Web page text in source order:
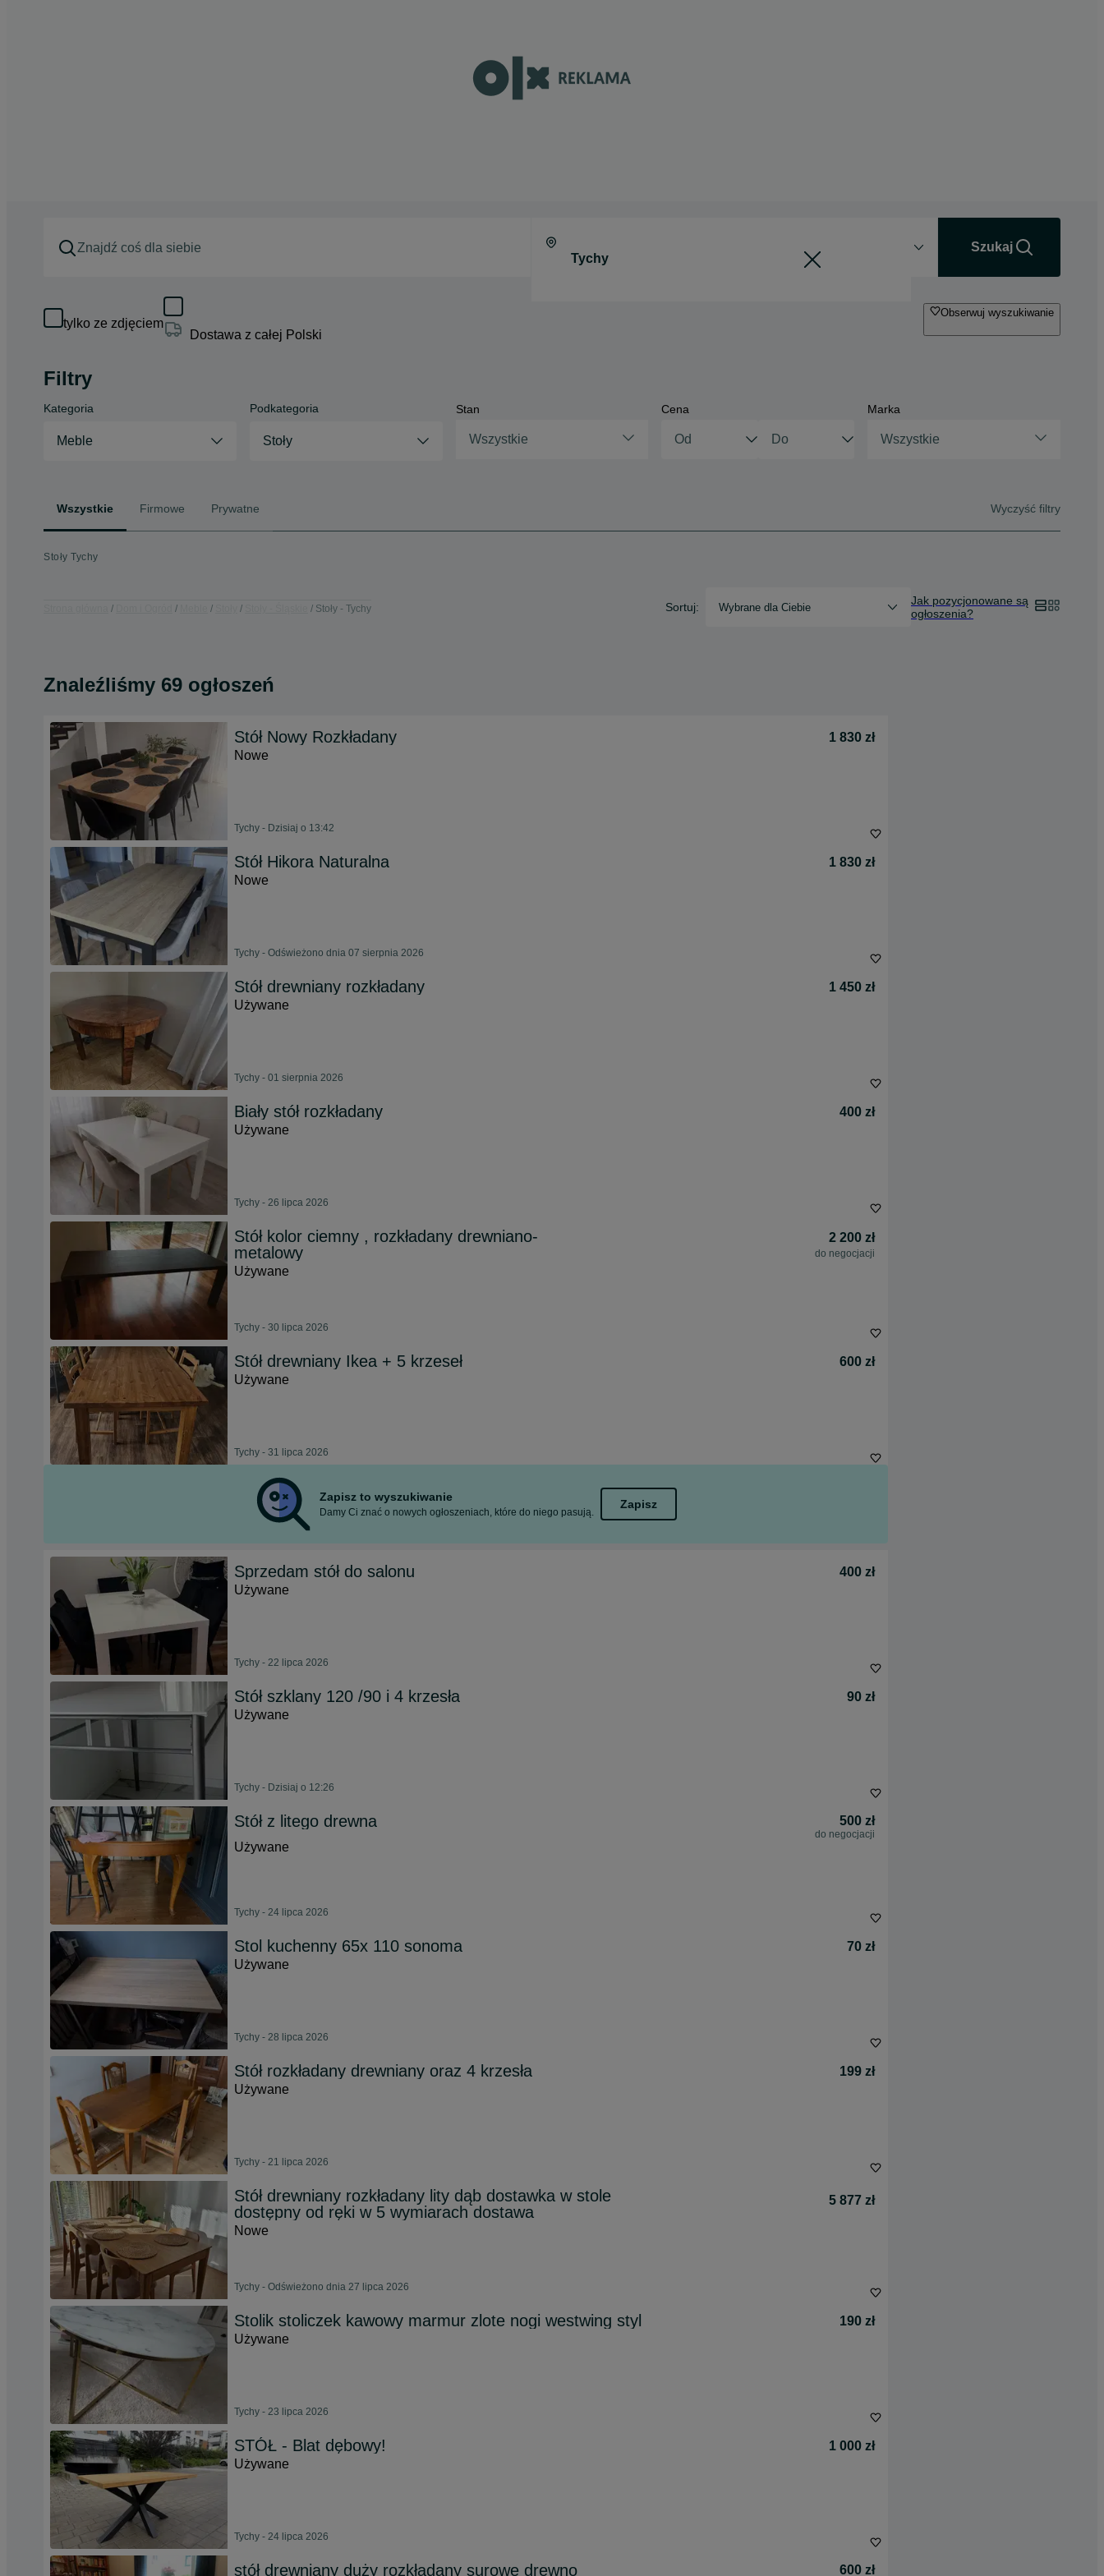
Szukaj
tylko ze zdjęciem
Dostawa z całej Polski
Obserwuj wyszukiwanie
Filtry
Kategoria
Meble
Podkategoria
Stoły
Stan
Wszystkie
Cena Marka
Wszystkie
Wszystkie Firmowe Prywatne Wyczyść filtry
Stoły Tychy
Stoły - Tychy Sortuj: Wybrane dla Ciebie
Jak pozycjonowane są
ogłoszenia?
Znaleźliśmy 69 ogłoszeń
Stół Nowy Rozkładany
1 830 zł
Nowe
Tychy - Dzisiaj o 13:42
Stół Hikora Naturalna
1 830 zł
Nowe
Tychy - Odświeżono dnia 07 sierpnia 2026
Stół drewniany rozkładany
1 450 zł
Używane
Tychy - 01 sierpnia 2026
Biały stół rozkładany
400 zł
Używane
Tychy - 26 lipca 2026
Stół kolor ciemny , rozkładany drewniano-
metalowy
2 200 zł
do negocjacji
Używane
Tychy - 30 lipca 2026
Stół drewniany Ikea + 5 krzeseł
600 zł
Używane
Tychy - 31 lipca 2026
Zapisz to wyszukiwanie
Damy Ci znać o nowych ogłoszeniach, które do niego pasują.
Zapisz
Sprzedam stół do salonu
400 zł
Używane
Tychy - 22 lipca 2026
Stół szklany 120 /90 i 4 krzesła
90 zł
Używane
Tychy - Dzisiaj o 12:26
Stół z litego drewna 500 zł
do negocjacji
Używane
Tychy - 24 lipca 2026
Stol kuchenny 65x 110 sonoma
70 zł
Używane
Tychy - 28 lipca 2026
Stół rozkładany drewniany oraz 4 krzesła
199 zł
Używane
Tychy - 21 lipca 2026
Stół drewniany rozkładany lity dąb dostawka w stole
dostępny od ręki w 5 wymiarach dostawa
5 877 zł
Nowe
Tychy - Odświeżono dnia 27 lipca 2026
Stolik stoliczek kawowy marmur zlote nogi westwing styl
190 zł
Używane
Tychy - 23 lipca 2026
STÓŁ - Blat dębowy!
1 000 zł
Używane
Tychy - 24 lipca 2026
stół drewniany duży rozkładany surowe drewno 600 zł